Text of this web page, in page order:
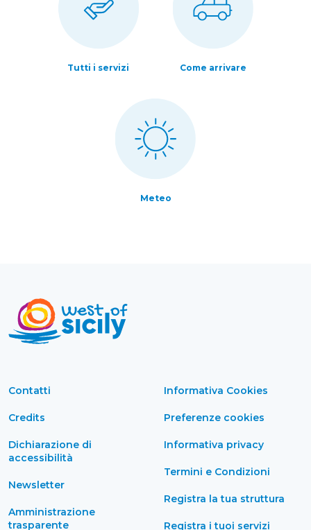
Tutti i servizi Come arrivare
Meteo
Contatti
Credits
Dichiarazione di
accessibilità
Newsletter
Amministrazione
trasparente
Informativa Cookies
Preferenze cookies
Informativa privacy
Termini e Condizioni
Registra la tua struttura
Registra i tuoi servizi